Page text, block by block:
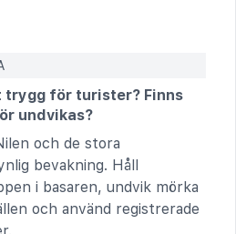
trygg för turister? Finns
undvikas?
och de stora
bevakning. Håll
i basaren, undvik mörka
och använd registrerade